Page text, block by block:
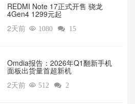
REDMI Note 17正式开售 骁龙
4Gen4 1299元起
2天前  1080  15
Omdia报告：2026年Q1翻新手机
面板出货量首超新机
2天前  512  2